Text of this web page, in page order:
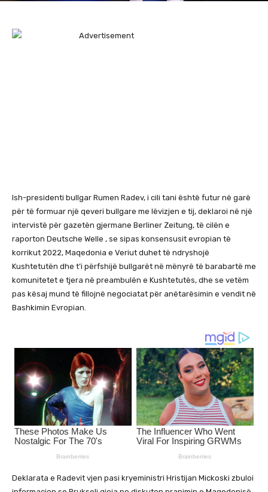
Ish-presidenti bullgar Rumen Radev, i cili tani është futur në garë
për të formuar një qeveri bullgare me lëvizjen e tij, deklaroi në një
intervistë për gazetën gjermane Berliner Zeitung, të cilën e
raporton Deutsche Welle , se sipas konsensusit evropian të
korrikut 2022, Maqedonia e Veriut duhet të ndryshojë
Kushtetutën dhe t’i përfshijë bullgarët në mënyrë të barabartë me
komunitetet e tjera në preambulën e Kushtetutës, dhe se vetëm
pas kësaj mund të fillojnë negociatat për anëtarësimin e vendit në
Bashkimin Evropian.
Deklarata e Radevit vjen pasi kryeministri Hristijan Mickoski zbuloi